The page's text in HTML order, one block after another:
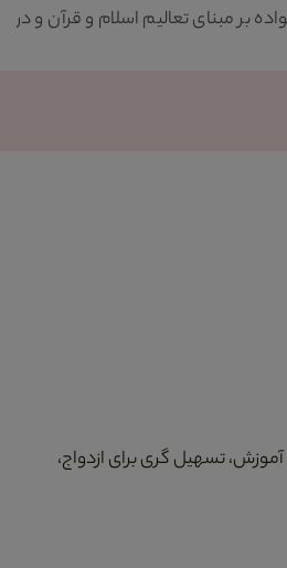
مبنای تعالیم اسلام و قرآن و در
تسهیل گری برای ازدواج،